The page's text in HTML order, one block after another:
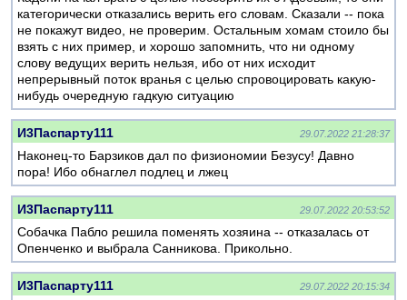
категорически отказались верить его словам. Сказали -- пока
не покажут видео, не проверим. Остальным хомам стоило бы
взять с них пример, и хорошо запомнить, что ни одному
слову ведущих верить нельзя, ибо от них исходит
непрерывный поток вранья с целью спровоцировать какую-
нибудь очередную гадкую ситуацию
И3Паспарту111 29.07.2022 21:28:37
Наконец-то Барзиков дал по физиономии Безусу! Давно
пора! Ибо обнаглел подлец и лжец
И3Паспарту111 29.07.2022 20:53:52
Собачка Пабло решила поменять хозяина -- отказалась от
Опенченко и выбрала Санникова. Прикольно.
И3Паспарту111 29.07.2022 20:15:34